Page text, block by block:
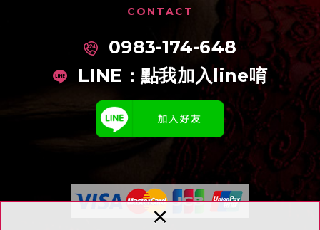
×
CONTACT
0983-174-648
LINE： 點我加入line唷